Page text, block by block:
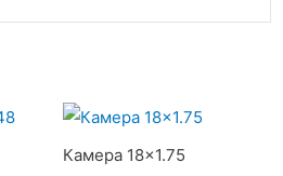
Камера 18×1.75